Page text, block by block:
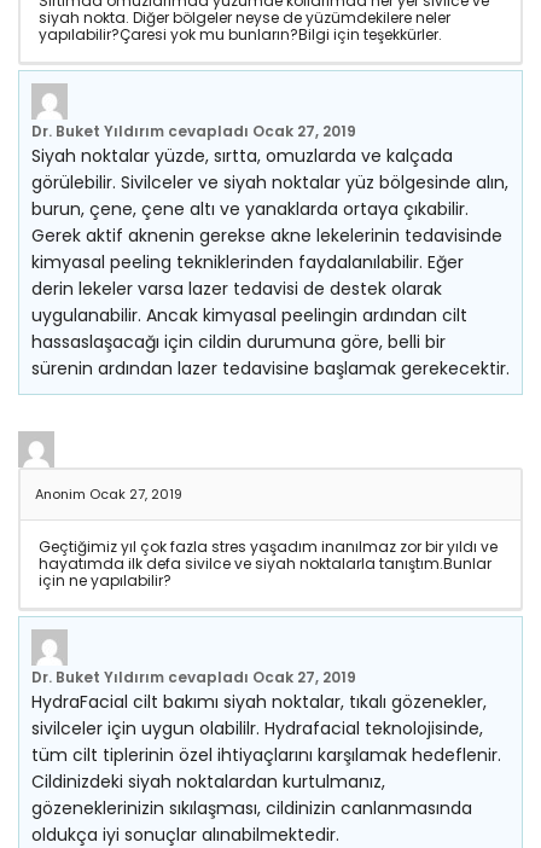
siyah nokta. Diğer bölgeler neyse de yüzümdekilere neler
yapılabilir?Çaresi yok mu bunların?Bilgi için teşekkürler.
Dr. Buket Yıldırım cevapladı Ocak 27, 2019
Siyah noktalar yüzde, sırtta, omuzlarda ve kalçada
görülebilir. Sivilceler ve siyah noktalar yüz bölgesinde alın,
burun, çene, çene altı ve yanaklarda ortaya çıkabilir.
Gerek aktif aknenin gerekse akne lekelerinin tedavisinde
kimyasal peeling tekniklerinden faydalanılabilir. Eğer
derin lekeler varsa lazer tedavisi de destek olarak
uygulanabilir. Ancak kimyasal peelingin ardından cilt
hassaslaşacağı için cildin durumuna göre, belli bir
sürenin ardından lazer tedavisine başlamak gerekecektir.
Anonim Ocak 27, 2019
Geçtiğimiz yıl çok fazla stres yaşadım inanılmaz zor bir yıldı ve
hayatımda ilk defa sivilce ve siyah noktalarla tanıştım.Bunlar
için ne yapılabilir?
Dr. Buket Yıldırım cevapladı Ocak 27, 2019
HydraFacial cilt bakımı siyah noktalar, tıkalı gözenekler,
sivilceler için uygun olabililr. Hydrafacial teknolojisinde,
tüm cilt tiplerinin özel ihtiyaçlarını karşılamak hedeflenir.
Cildinizdeki siyah noktalardan kurtulmanız,
gözeneklerinizin sıkılaşması, cildinizin canlanmasında
oldukça iyi sonuçlar alınabilmektedir.